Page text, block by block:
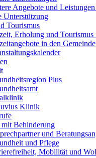
Angebote und
Unterstützung
Tourismus
Erholung und
in den
Plus
Klinik
mit Behinderung
und
und Pflege
Mobilität und